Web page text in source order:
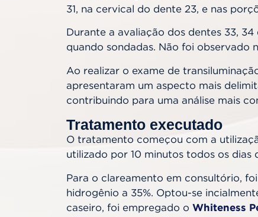
31, na cervical do dente 23, e nas
Durante a avaliação dos dentes 33,
quando sondadas. Não foi observado
Ao realizar o exame de
apresentaram um aspecto mais
contribuindo para uma análise mais
Tratamento executado
O tratamento começou com a
utilizado por 10 minutos todos os dias
Para o clareamento em consultório,
hidrogênio a 35%. Optou-se
caseiro, foi empregado o Whiteness